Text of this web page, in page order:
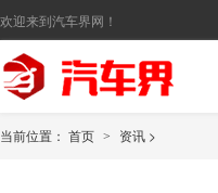
欢迎来到汽车界网！
当前位置： 首页 > 资讯 >